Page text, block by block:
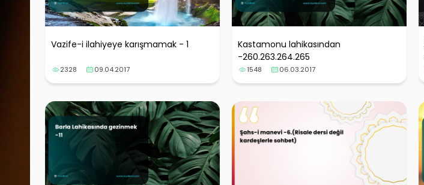
Vazife-i ilahiyeye karışmamak - 1
2328 09.04.2017
Kastamonu lahikasından
-260.263.264.265
1548 06.03.2017